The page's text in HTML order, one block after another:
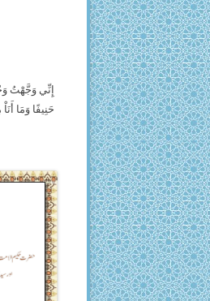
إِنِّي وَجَّهْتُ
حَنِيفًا وَمَا